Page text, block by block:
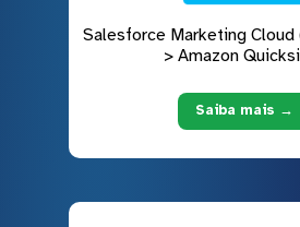
Salesforce Marketing Cloud
> Amazon
Saiba mais →